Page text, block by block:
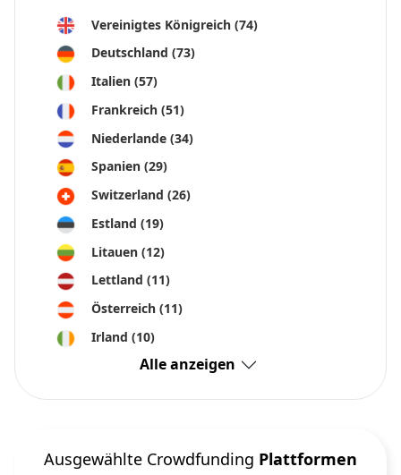
Vereinigtes Königreich (74)
Deutschland (73)
Italien (57)
Frankreich (51)
Niederlande (34)
Spanien (29)
Switzerland (26)
Estland (19)
Litauen (12)
Lettland (11)
Österreich (11)
Irland (10)
Alle anzeigen
Ausgewählte Crowdfunding Plattformen